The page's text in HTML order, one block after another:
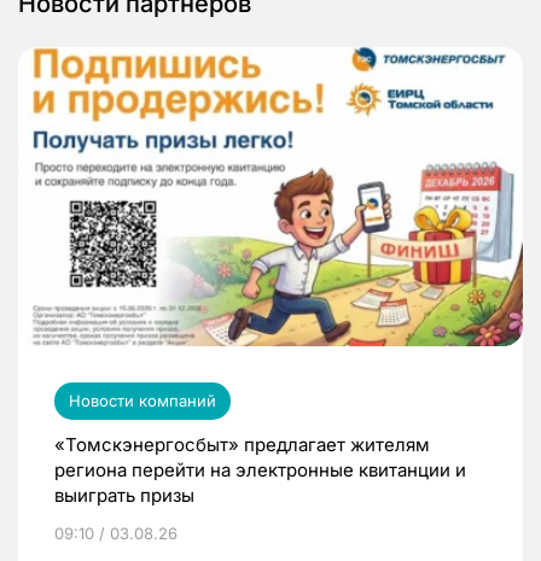
Новости компаний
«Томскэнергосбыт» предлагает жителям
региона перейти на электронные квитанции и
выиграть призы
09:10 / 03.08.26